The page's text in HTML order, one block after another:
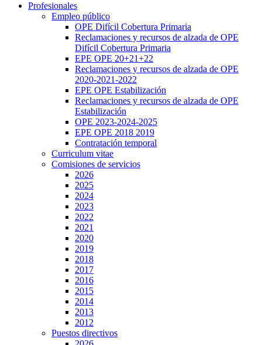
Profesionales
Empleo público
OPE Difícil Cobertura Primaria
Reclamaciones y recursos de alzada de OPE
Difícil Cobertura Primaria
EPE OPE 20+21+22
Reclamaciones y recursos de alzada de OPE
2020-2021-2022
EPE OPE Estabilización
Reclamaciones y recursos de alzada de OPE
Estabilización
OPE 2023-2024-2025
EPE OPE 2018 2019
Contratación temporal
Curriculum vitae
Comisiones de servicios
2026
2025
2024
2023
2022
2021
2020
2019
2018
2017
2016
2015
2014
2013
2012
Puestos directivos